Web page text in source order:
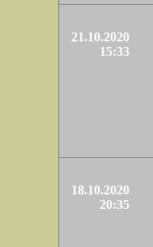
21.10.2020
15:33
18.10.2020
20:35